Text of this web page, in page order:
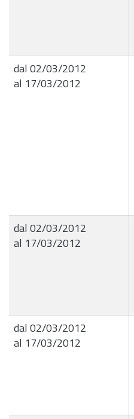
dal 02/03/2012
al 17/03/2012
dal 02/03/2012
al 17/03/2012
dal 02/03/2012
al 17/03/2012